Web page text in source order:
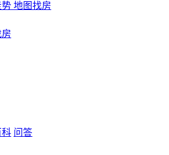
势 地图找房
科 问答